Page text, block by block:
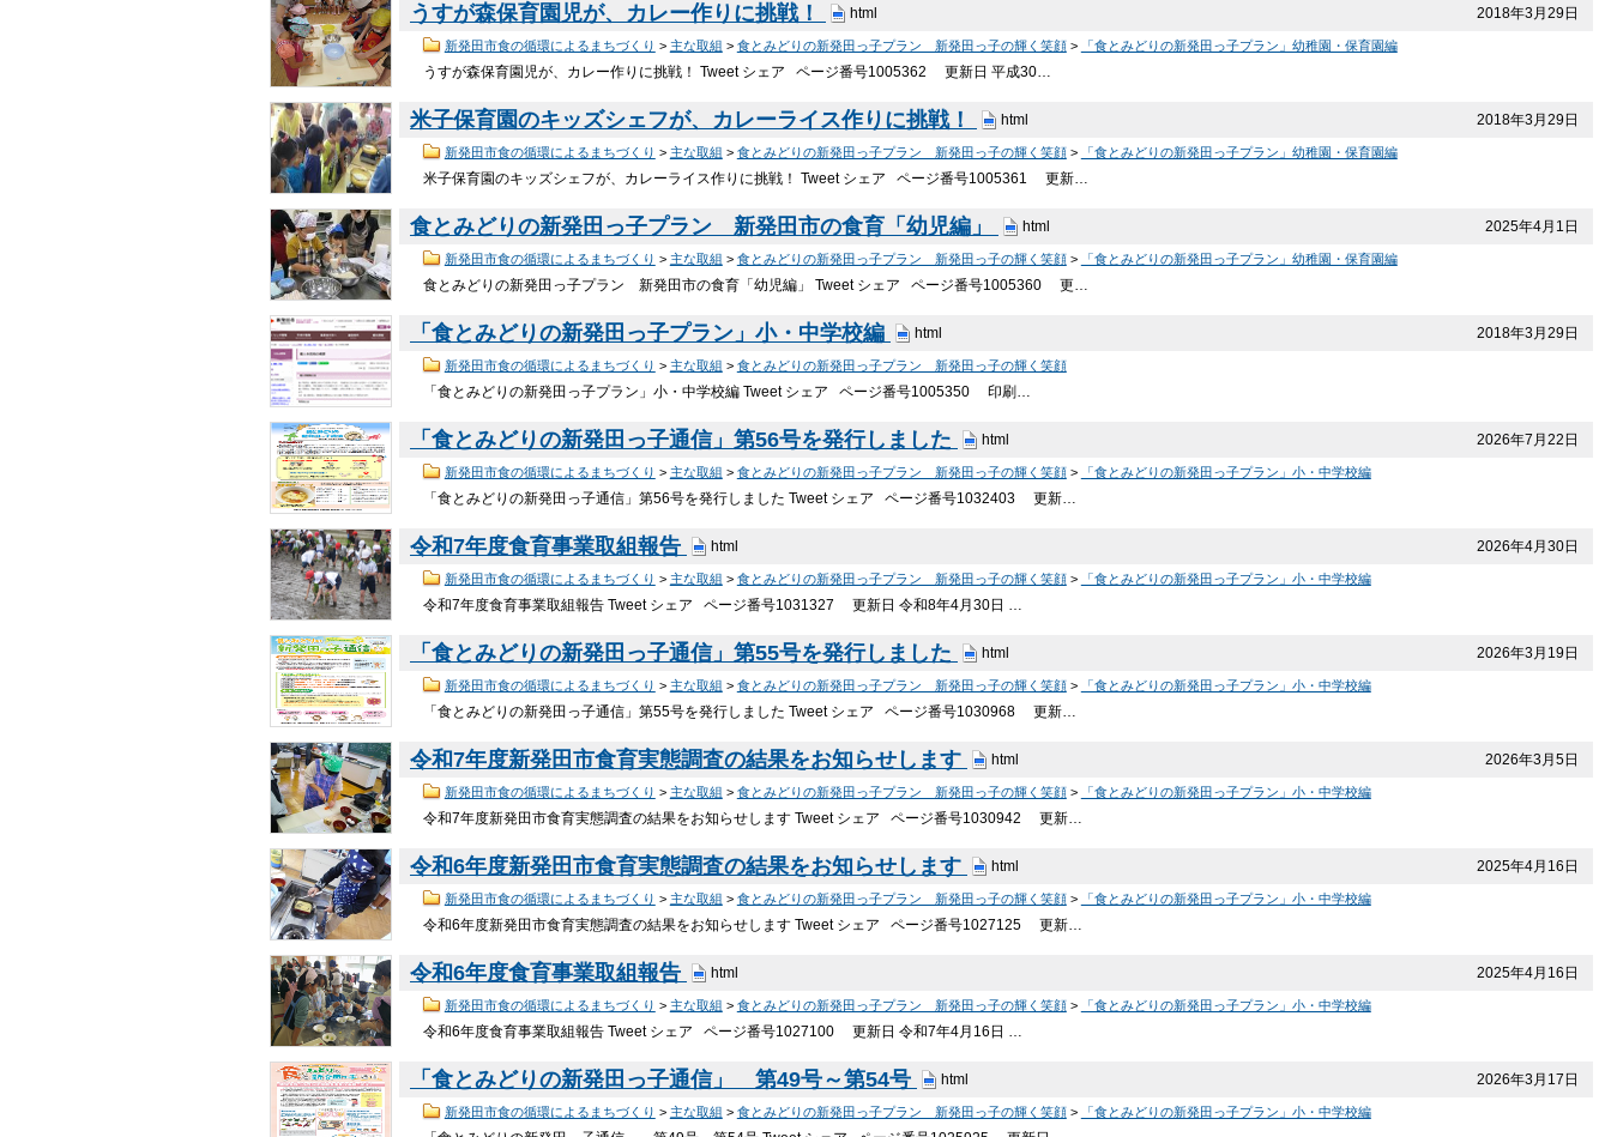
2018年3月29日
うすが森保育園児が、カレー作りに挑戦！ html
新発田市食の循環によるまちづくり > 主な取組 > 食とみどりの新発田っ子プラン 新発田っ子の輝く笑顔> 「食とみどりの新発田っ子プラン」幼稚園・保育園編
うすが森保育園児が、カレー作りに挑戦！ Tweet シェア ページ番号1005362 更新日 平成30…
2018年3月29日
米子保育園のキッズシェフが、カレーライス作りに挑戦！ html
新発田市食の循環によるまちづくり > 主な取組 > 食とみどりの新発田っ子プラン 新発田っ子の輝く笑顔> 「食とみどりの新発田っ子プラン」幼稚園・保育園編
米子保育園のキッズシェフが、カレーライス作りに挑戦！ Tweet シェア ページ番号1005361 更新…
2025年4月1日
食とみどりの新発田っ子プラン 新発田市の食育「幼児編」 html
新発田市食の循環によるまちづくり > 主な取組 > 食とみどりの新発田っ子プラン 新発田っ子の輝く笑顔> 「食とみどりの新発田っ子プラン」幼稚園・保育園編
食とみどりの新発田っ子プラン 新発田市の食育「幼児編」 Tweet シェア ページ番号1005360 更…
2018年3月29日
「食とみどりの新発田っ子プラン」小・中学校編 html
新発田市食の循環によるまちづくり > 主な取組 > 食とみどりの新発田っ子プラン 新発田っ子の輝く笑顔
「食とみどりの新発田っ子プラン」小・中学校編 Tweet シェア ページ番号1005350 印刷…
2026年7月22日
「食とみどりの新発田っ子通信」第56号を発行しました html
新発田市食の循環によるまちづくり > 主な取組 > 食とみどりの新発田っ子プラン 新発田っ子の輝く笑顔> 「食とみどりの新発田っ子プラン」小・中学校編
「食とみどりの新発田っ子通信」第56号を発行しました Tweet シェア ページ番号1032403 更新…
2026年4月30日
令和7年度食育事業取組報告 html
新発田市食の循環によるまちづくり > 主な取組 > 食とみどりの新発田っ子プラン 新発田っ子の輝く笑顔> 「食とみどりの新発田っ子プラン」小・中学校編
令和7年度食育事業取組報告 Tweet シェア ページ番号1031327 更新日 令和8年4月30日 …
2026年3月19日
「食とみどりの新発田っ子通信」第55号を発行しました html
新発田市食の循環によるまちづくり > 主な取組 > 食とみどりの新発田っ子プラン 新発田っ子の輝く笑顔> 「食とみどりの新発田っ子プラン」小・中学校編
「食とみどりの新発田っ子通信」第55号を発行しました Tweet シェア ページ番号1030968 更新…
2026年3月5日
令和7年度新発田市食育実態調査の結果をお知らせします html
新発田市食の循環によるまちづくり > 主な取組 > 食とみどりの新発田っ子プラン 新発田っ子の輝く笑顔> 「食とみどりの新発田っ子プラン」小・中学校編
令和7年度新発田市食育実態調査の結果をお知らせします Tweet シェア ページ番号1030942 更新…
2025年4月16日
令和6年度新発田市食育実態調査の結果をお知らせします html
新発田市食の循環によるまちづくり > 主な取組 > 食とみどりの新発田っ子プラン 新発田っ子の輝く笑顔> 「食とみどりの新発田っ子プラン」小・中学校編
令和6年度新発田市食育実態調査の結果をお知らせします Tweet シェア ページ番号1027125 更新…
2025年4月16日
令和6年度食育事業取組報告 html
新発田市食の循環によるまちづくり > 主な取組 > 食とみどりの新発田っ子プラン 新発田っ子の輝く笑顔> 「食とみどりの新発田っ子プラン」小・中学校編
令和6年度食育事業取組報告 Tweet シェア ページ番号1027100 更新日 令和7年4月16日 …
2026年3月17日
「食とみどりの新発田っ子通信」 第49号～第54号 html
新発田市食の循環によるまちづくり > 主な取組 > 食とみどりの新発田っ子プラン 新発田っ子の輝く笑顔> 「食とみどりの新発田っ子プラン」小・中学校編